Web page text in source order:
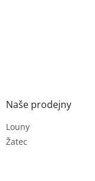
Naše prodejny
Louny
Žatec